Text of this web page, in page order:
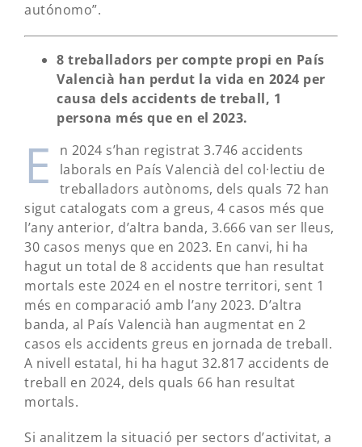
autónomo”.
8 treballadors per compte propi en País
Valencià han perdut la vida en 2024 per
causa dels accidents de treball, 1
persona més que en el 2023.
E
n 2024 s’han registrat 3.746 accidents
laborals en País Valencià del col·lectiu de
treballadors autònoms, dels quals 72 han
sigut catalogats com a greus, 4 casos més que
l’any anterior, d’altra banda, 3.666 van ser lleus,
30 casos menys que en 2023. En canvi, hi ha
hagut un total de 8 accidents que han resultat
mortals este 2024 en el nostre territori, sent 1
més en comparació amb l’any 2023. D’altra
banda, al País Valencià han augmentat en 2
casos els accidents greus en jornada de treball.
A nivell estatal, hi ha hagut 32.817 accidents de
treball en 2024, dels quals 66 han resultat
mortals.
Si analitzem la situació per sectors d’activitat, a